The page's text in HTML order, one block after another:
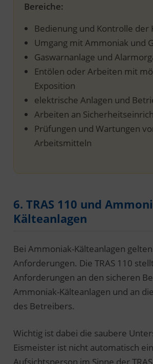
Bereiche:
Bedienung und Kontrolle der
Umgang mit Ammoniak und
Gaswarnanlage und
Entölen oder Arbeiten mit
Exposition
elektrische Anlagen und
Arbeiten an
Prüfungen und Wartungen
Arbeitsmitteln
6. TRAS 110 und
Kälteanlagen
Bei Ammoniak-Kälteanlagen
Anforderungen. Die TRAS 110
Anforderungen an den sicheren
Ammoniak-Kälteanlagen und an
des Betreibers.
Wichtig ist dabei die saubere
Eismeister ist nicht automatisch